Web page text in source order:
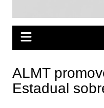
ALMT
Estadual